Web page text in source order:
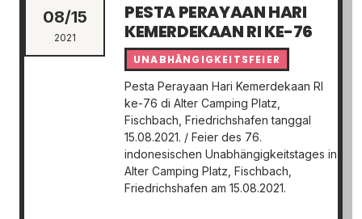
08/15
2021
PESTA PERAYAAN HARI
KEMERDEKAAN RI KE-76
UNABHÄNGIGKEITSFEIER
Pesta Perayaan Hari Kemerdekaan RI
ke-76 di Alter Camping Platz,
Fischbach, Friedrichshafen tanggal
15.08.2021. / Feier des 76.
indonesischen Unabhängigkeitstages in
Alter Camping Platz, Fischbach,
Friedrichshafen am 15.08.2021.